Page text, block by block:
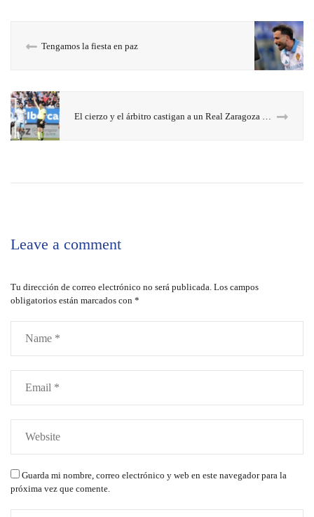
Tengamos la fiesta en paz
Leave a comment
Tu dirección de correo electrónico no será publicada. Los campos
obligatorios están marcados con *
Guarda mi nombre, correo electrónico y web en este navegador para la
próxima vez que comente.